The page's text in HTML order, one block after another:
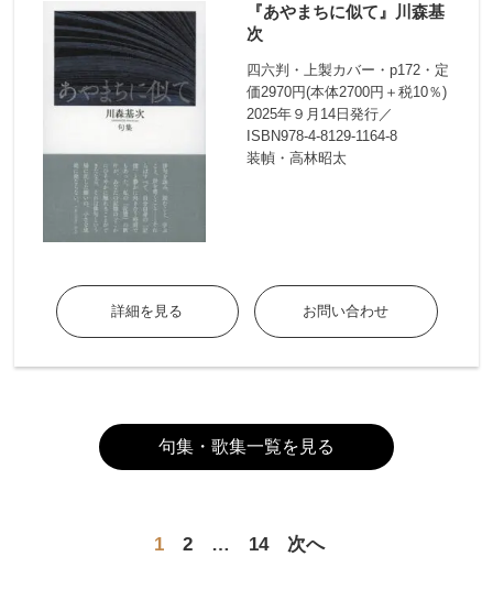
『あやまちに似て』川森基
次
四六判・上製カバー・p172・定
価2970円(本体2700円＋税10％)
2025年９月14日発行／
ISBN978-4-8129-1164-8
装幀・高林昭太
詳細を見る お問い合わせ
句集・歌集一覧を見る
1 2 … 14 次へ